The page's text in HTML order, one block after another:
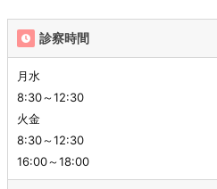
診察時間
月水
8:30～12:30
火金
8:30～12:30
16:00～18:00